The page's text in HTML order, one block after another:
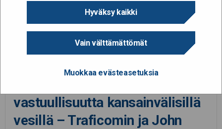
Hyväksy kaikki
Vain välttämättömät
Muokkaa evästeasetuksia
vastuullisuutta kansainvälisillä
vesillä – Traficomin ja John